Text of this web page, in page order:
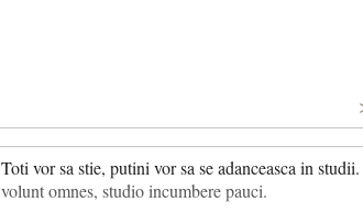
Toti vor sa stie, putini vor sa se adanceasca in
volunt omnes, studio incumbere pauci.